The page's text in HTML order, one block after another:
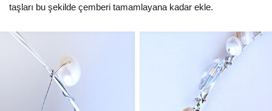
taşları bu şekilde çemberi tamamlayana kadar ekle.